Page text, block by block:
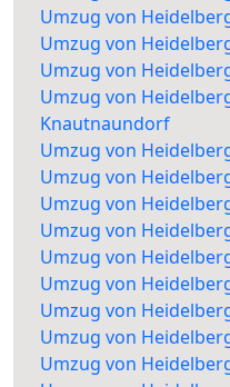
Umzug von
Umzug von
Umzug von
Umzug von
Knautnaundorf
Umzug von
Umzug von
Umzug von
Umzug von
Umzug von
Umzug von
Umzug von
Umzug von
Umzug von